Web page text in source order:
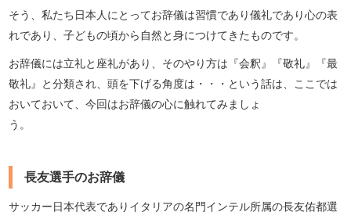
そう、私たち日本人にとってお辞儀は習慣であり儀礼であり心の表
れであり、子どもの頃から自然と身につけてきたものです。
お辞儀には立礼と座礼があり、そのやり方は『会釈』『敬礼』『最
敬礼』と分類され、頭を下げる角度は・・・という話は、ここでは
おいておいて、今回はお辞儀の心に触れてみましょ
う
長友選手のお辞儀
サッカー日本代表でありイタリアの名門インテル所属の長友佑都選